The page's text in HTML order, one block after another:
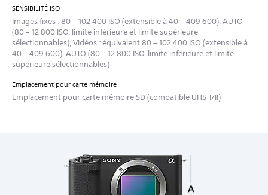
SENSIBILITÉ ISO
Images fixes : 80 – 102 400 ISO (extensible à 40 – 409 600), AUTO
(80 – 12 800 ISO, limite inférieure et limite supérieure
sélectionnables), Vidéos : équivalent 80 – 102 400 ISO (extensible à
40 – 409 600), AUTO (80 – 12 800 ISO, limite inférieure et limite
supérieure sélectionnables)
Emplacement pour carte mémoire
Emplacement pour carte mémoire SD (compatible UHS-I/II)